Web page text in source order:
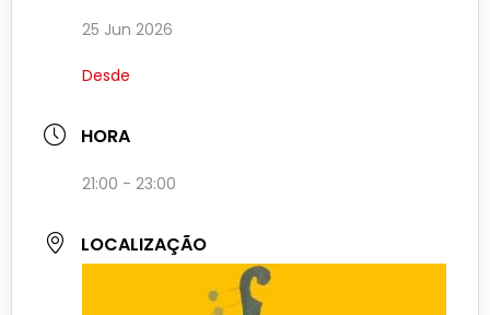
25 Jun 2026
Desde
HORA
21:00 - 23:00
LOCALIZAÇÃO